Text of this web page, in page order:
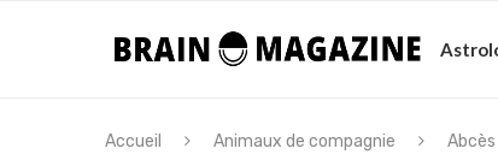
Accueil Animaux de compagnie